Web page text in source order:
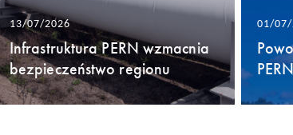
13/07/2026
Infrastruktura PERN wzmacnia
bezpieczeństwo regionu
01/07/